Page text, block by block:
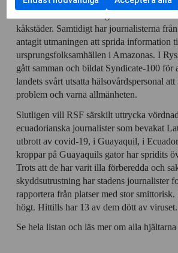
Gabinete de crise(Kriskabinettet), för att
kåkstäder. Samtidigt har journalisterna
antagit utmaningen att sprida information
ursprungsfolksamhällen i Amazonas. I
gått samman och bildat Syndicate-100 för
landets svårt utsatta hälsovårdspersonal
problem och varna allmänheten.
Slutligen vill RSF särskilt uttrycka
ecuadorianska journalister som bevakat
utbrott av covid-19, i Guayaquil, i
kroppar på Guayaquils gator har spridits
Trots att de har varit illa förberedda och
skyddsutrustning har stadens journalister
rapportera från platser med stor smittorisk.
högt. Hittills har 13 av dem dött av viruset.
Se hela listan och läs mer om alla
cookies
av
Cookies
för
statistik
samtycka
användning
av
Cookies
för
personlig
anpassning